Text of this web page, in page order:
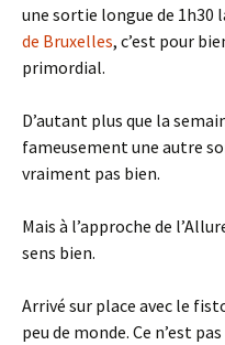
une sortie longue de 1h30
de Bruxelles, c’est pour
primordial.
D’autant plus que la
fameusement une autre
vraiment pas bien.
Mais à l’approche de
sens bien.
Arrivé sur place avec le
peu de monde. Ce n’est